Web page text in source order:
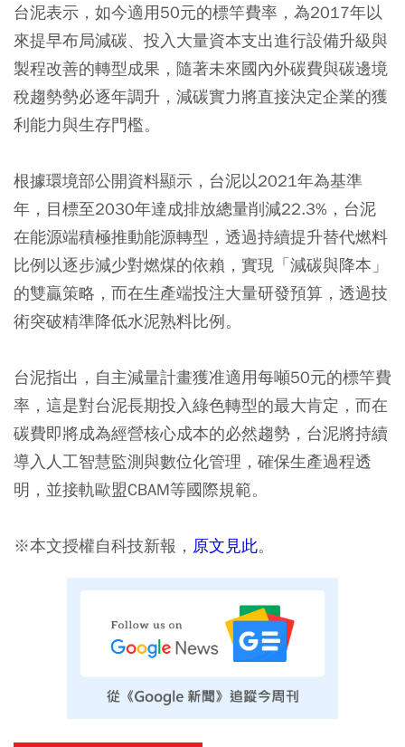
台泥表示，如今適用50元的標竿費率，為2017年以
來提早布局減碳、投入大量資本支出進行設備升級與
製程改善的轉型成果，隨著未來國內外碳費與碳邊境
稅趨勢勢必逐年調升，減碳實力將直接決定企業的獲
利能力與生存門檻。
根據環境部公開資料顯示，台泥以2021年為基準
年，目標至2030年達成排放總量削減22.3%，台泥
在能源端積極推動能源轉型，透過持續提升替代燃料
比例以逐步減少對燃煤的依賴，實現「減碳與降本」
的雙贏策略，而在生產端投注大量研發預算，透過技
術突破精準降低水泥熟料比例。
台泥指出，自主減量計畫獲准適用每噸50元的標竿費
率，這是對台泥長期投入綠色轉型的最大肯定，而在
碳費即將成為經營核心成本的必然趨勢，台泥將持續
導入人工智慧監測與數位化管理，確保生產過程透
明，並接軌歐盟CBAM等國際規範。
※本文授權自科技新報， 原文見此。